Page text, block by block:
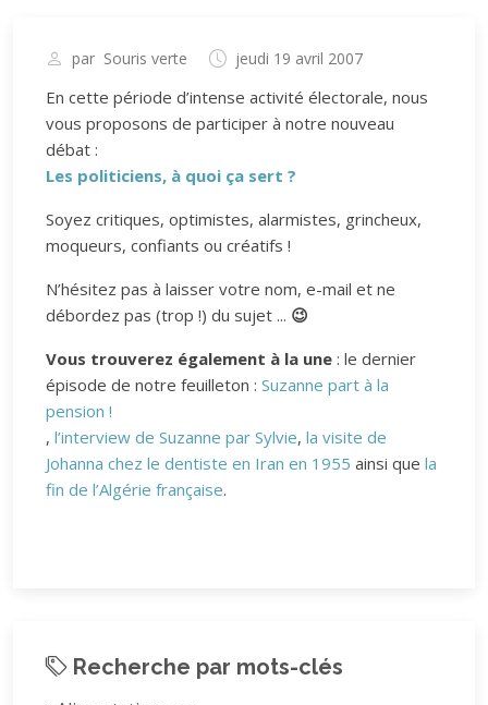
par Souris verte jeudi 19 avril 2007
En cette période d’intense activité électorale, nous
vous proposons de participer à notre nouveau
débat :
Les politiciens, à quoi ça sert ?
Soyez critiques, optimistes, alarmistes, grincheux,
moqueurs, confiants ou créatifs !
N’hésitez pas à laisser votre nom, e-mail et ne
débordez pas (trop !) du sujet ... 😉
Vous trouverez également à la une : le dernier
épisode de notre feuilleton : Suzanne part à la
pension !
, l’interview de Suzanne par Sylvie, la visite de
Johanna chez le dentiste en Iran en 1955 ainsi que la
fin de l’Algérie française.
Recherche par mots-clés